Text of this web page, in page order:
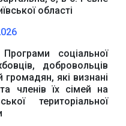
області
соціальної
добровольців
громадян, які визнані
членів їх сімей на
територіальної
представництво
Президента України